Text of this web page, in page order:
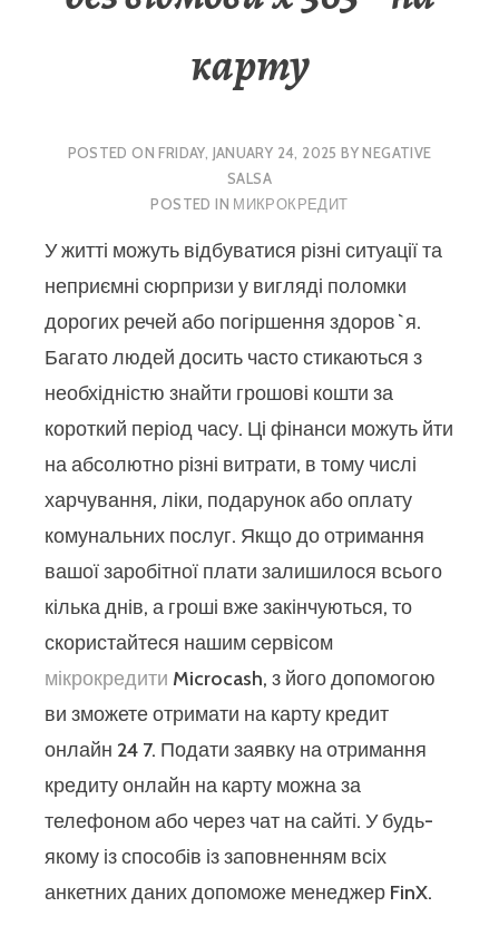
карту
POSTED ONFRIDAY, JANUARY 24, 2025 BYNEGATIVE
SALSA
POSTED IN МИКРОКРЕДИТ
У житті можуть відбуватися різні ситуації та
неприємні сюрпризи у вигляді поломки
дорогих речей або погіршення здоров`я.
Багато людей досить часто стикаються з
необхідністю знайти грошові кошти за
короткий період часу. Ці фінанси можуть йти
на абсолютно різні витрати, в тому числі
харчування, ліки, подарунок або оплату
комунальних послуг. Якщо до отримання
вашої заробітної плати залишилося всього
кілька днів, а гроші вже закінчуються, то
скористайтеся нашим сервісом
мікрокредити Microcash, з його допомогою
ви зможете отримати на карту кредит
онлайн 24 7. Подати заявку на отримання
кредиту онлайн на карту можна за
телефоном або через чат на сайті. У будь-
якому із способів із заповненням всіх
анкетних даних допоможе менеджер FinX.